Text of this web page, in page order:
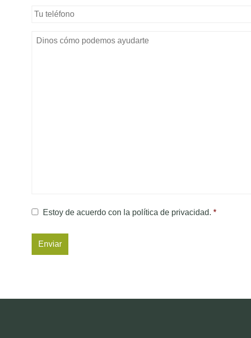
Mensaje
Consentimiento *
Estoy de acuerdo con la política de privacidad. *